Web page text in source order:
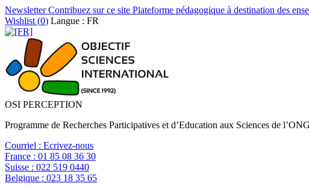
NewsletterContribuez sur ce site Plateforme pédagogique à destination des
Wishlist (0) Langue : FR
OSI PERCEPTION
Programme de Recherches Participatives et d’Education aux Sciences de
Courriel : Ecrivez-nous
France : 01 85 08 36 30
Suisse : 022 519 0440
Belgique : 023 18 35 65